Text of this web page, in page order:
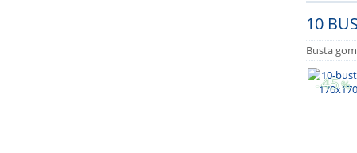
10
Busta
-45%